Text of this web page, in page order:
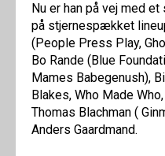
Nu er han på vej med
på stjernespækket
(People Press Play,
Bo Rande (Blue
Mames Babegenush),
Blakes, Who Made
Thomas Blachman (
Anders Gaardmand.‍